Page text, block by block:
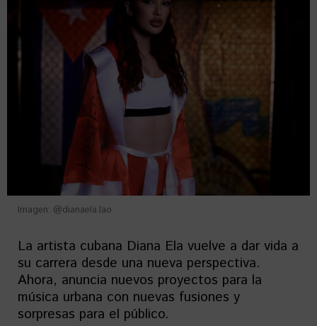
Imagen: @dianaela.lao
La artista cubana Diana Ela vuelve a dar vida a
su carrera desde una nueva perspectiva.
Ahora, anuncia nuevos proyectos para la
música urbana con nuevas fusiones y
sorpresas para el público.